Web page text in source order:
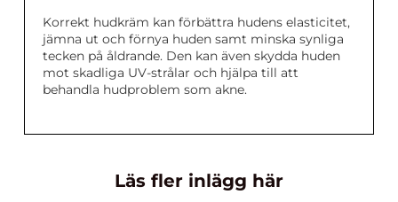
Korrekt hudkräm kan förbättra hudens elasticitet,
jämna ut och förnya huden samt minska synliga
tecken på åldrande. Den kan även skydda huden
mot skadliga UV-strålar och hjälpa till att
behandla hudproblem som akne.
Läs fler inlägg här